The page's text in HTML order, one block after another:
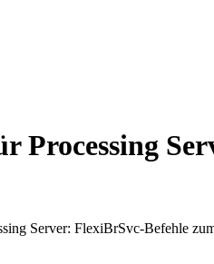
Processing
Server: FlexiBrSvc-Befehle